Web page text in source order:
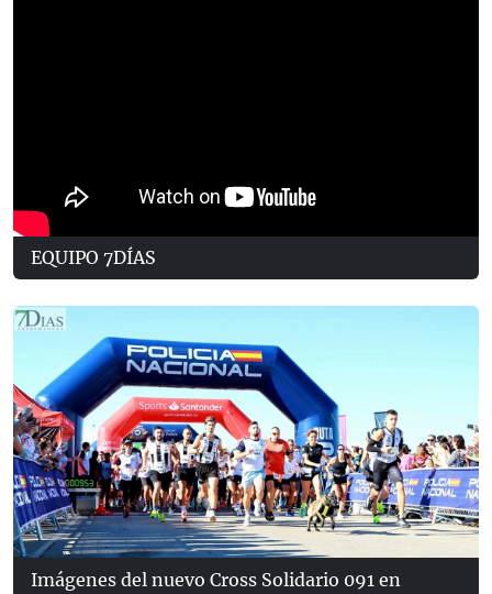
EQUIPO 7DÍAS
Imágenes del nuevo Cross Solidario 091 en